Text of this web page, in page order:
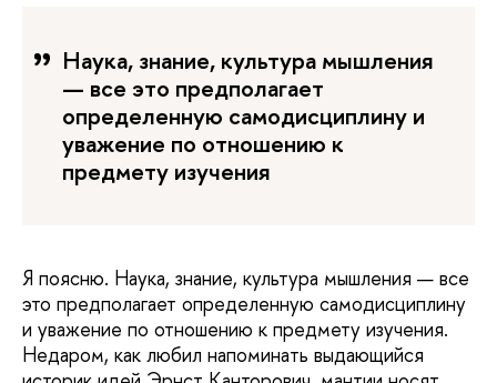
Наука, знание, культура мышления
— все это предполагает
определенную самодисциплину и
уважение по отношению к
предмету изучения
Я поясню. Наука, знание, культура мышления — все
это предполагает определенную самодисциплину
и уважение по отношению к предмету изучения.
Недаром, как любил напоминать выдающийся